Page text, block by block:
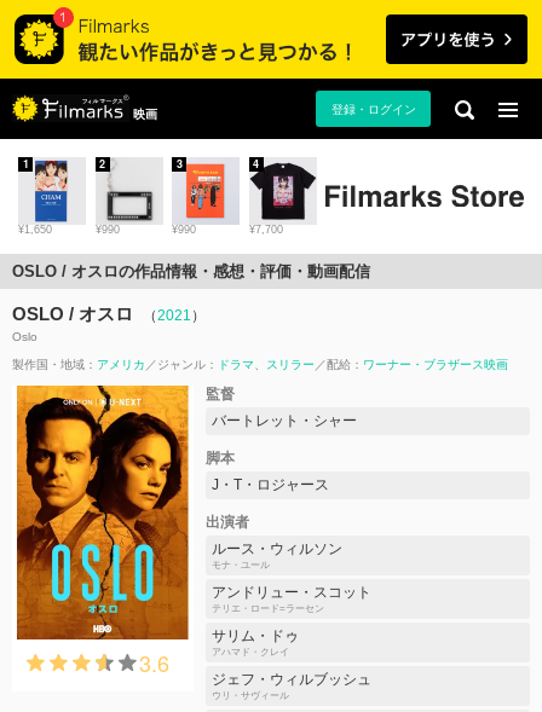
映画 登録・ログイン
¥1,650
1
¥990
2
¥990
3
¥7,700
4
OSLO / オスロの作品情報・感想・評価・動画配信
OSLO / オスロ （2021 ）
Oslo
製作国・地域： アメリカ ジャンル： ドラマ スリラー 配給： ワーナー・ブラザース映画
3.6
監督
バートレット・シャー
脚本
J・T・ロジャース
出演者
ルース・ウィルソン
モナ・ユール
アンドリュー・スコット
テリエ・ロード=ラーセン
サリム・ドゥ
アハマド・クレイ
ジェフ・ウィルブッシュ
ウリ・サヴィール